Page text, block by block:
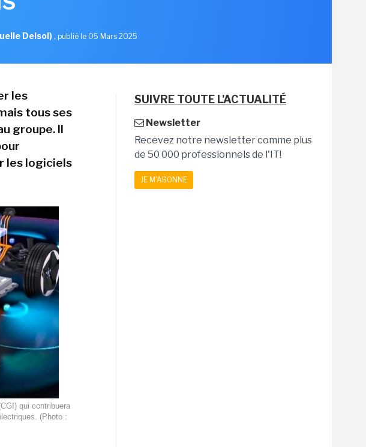
Delsol), publié le 05 Mars 2025
les
tous ses
groupe. Il
les logiciels
qui contribuera
(Photo :
SUIVRE TOUTE L'ACTUALITÉ
Newsletter
Recevez notre newsletter comme plus
de 50 000 professionnels de l'IT!
JE M'ABONNE